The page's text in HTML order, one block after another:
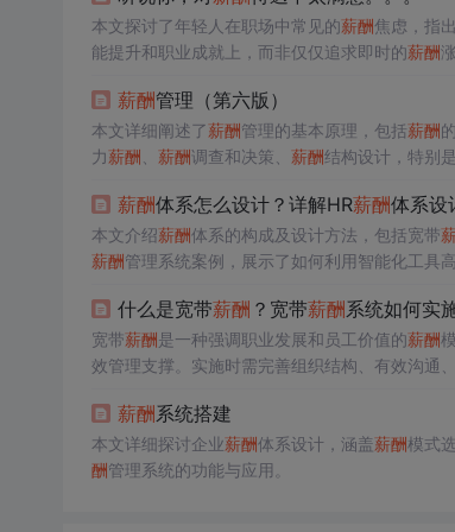
本文探讨了年轻人在职场中常见的薪酬焦虑，指
能提升和职业成就上，而非仅仅追求即时的薪酬
薪酬管理（第六版）
本文详细阐述了薪酬管理的基本原理，包括薪酬
力薪酬 薪酬调查和决策、 薪酬结构设计，特别
及薪酬沟通和预算控制的重要性。
薪酬体系怎么设计？详解HR薪酬体系设
本文介绍薪酬体系的构成及设计方法，包括宽带
薪酬管理系统案例，展示了如何利用智能化工具
什么是宽带薪酬 ？宽带薪酬系统如何实
宽带薪酬是一种强调职业发展和员工价值的薪酬
效管理支撑。实施时需完善组织结构、有效沟通
薪酬系统搭建
本文详细探讨企业薪酬体系设计，涵盖薪酬模式
酬管理系统的功能与应用。